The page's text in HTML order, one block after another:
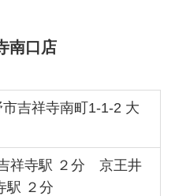
南口店
吉祥寺南町1-1-2 大
祥寺駅 ２分 京王井
駅 ２分